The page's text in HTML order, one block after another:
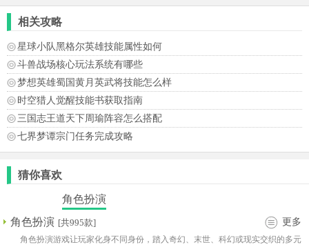
相关攻略
星球小队黑格尔英雄技能属性如何
斗兽战场核心玩法系统有哪些
梦想英雄蜀国黄月英武将技能怎么样
时空猎人觉醒技能书获取指南
三国志王道天下周瑜阵容怎么搭配
七界梦谭宗门任务完成攻略
猜你喜欢
角色扮演
角色扮演 [共995款] 更多
角色扮演游戏让玩家化身不同身份，踏入奇幻、末世、科幻或现实交织的多元